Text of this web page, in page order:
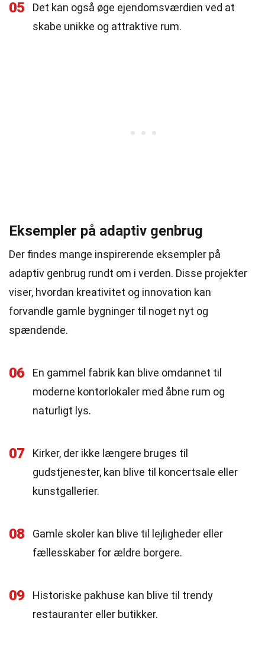
05
Det kan også øge ejendomsværdien ved at
skabe unikke og attraktive rum.
Eksempler på adaptiv genbrug
Der findes mange inspirerende eksempler på
adaptiv genbrug rundt om i verden. Disse projekter
viser, hvordan kreativitet og innovation kan
forvandle gamle bygninger til noget nyt og
spændende.
06
En gammel fabrik kan blive omdannet til
moderne kontorlokaler med åbne rum og
naturligt lys.
07
Kirker, der ikke længere bruges til
gudstjenester, kan blive til koncertsale eller
kunstgallerier.
08
Gamle skoler kan blive til lejligheder eller
fællesskaber for ældre borgere.
09
Historiske pakhuse kan blive til trendy
restauranter eller butikker.